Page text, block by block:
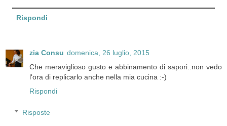
Rispondi
zia Consu domenica, 26 luglio, 2015
Che meraviglioso gusto e abbinamento di sapori..non vedo
l'ora di replicarlo anche nella mia cucina :-)
Rispondi
Risposte